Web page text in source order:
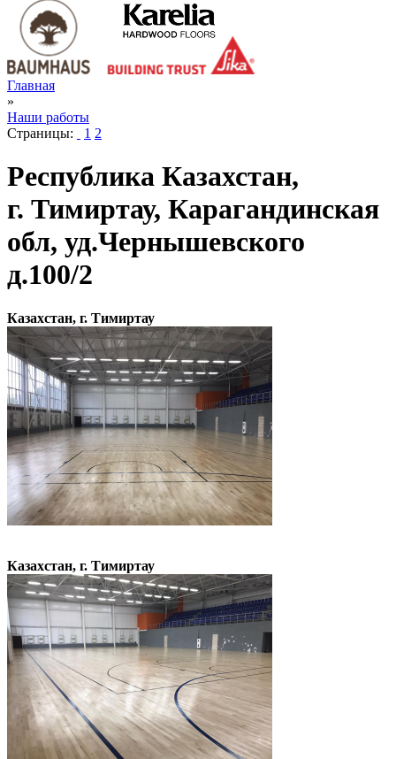
Главная
»
Наши работы
Страницы:
1 2
Республика Казахстан,
г. Тимиртау, Карагандинская
обл, уд.Чернышевского
д.100/2
Казахстан, г. Тимиртау
Казахстан, г. Тимиртау